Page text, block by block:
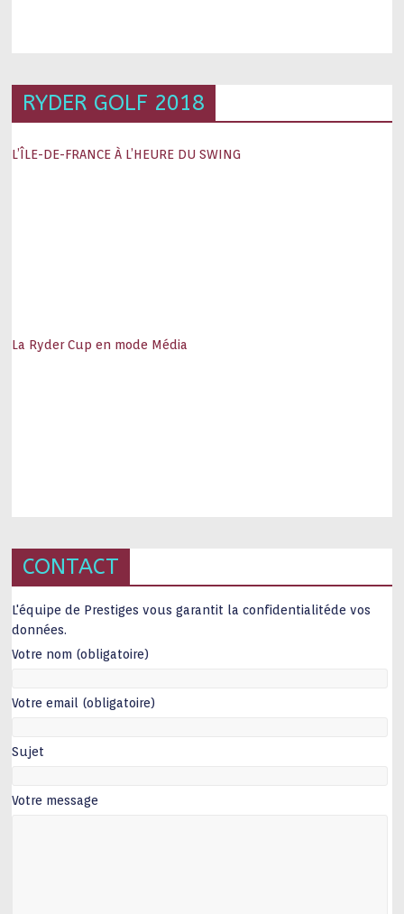
RYDER GOLF 2018
L’ÎLE-DE-FRANCE À L’HEURE DU SWING
La Ryder Cup en mode Média
CONTACT
L'équipe de Prestiges vous garantit la confidentialitéde vos
données.
Votre nom (obligatoire)
Votre email (obligatoire)
Sujet
Votre message